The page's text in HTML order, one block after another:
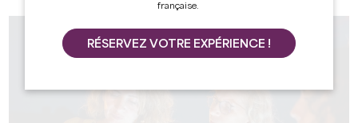
française.
RÉSERVEZ VOTRE EXPÉRIENCE !